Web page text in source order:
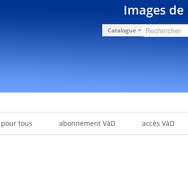
Images
Catalogue
pour tous abonnement VàD accès VàD